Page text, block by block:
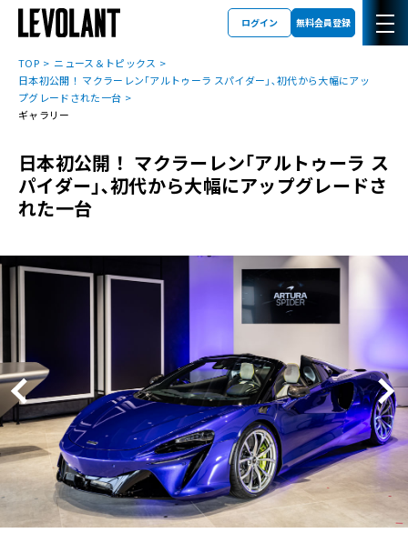
ログイン 無料会員登録
TOP
ニュース＆トピックス
日本初公開！ マクラーレン｢アルトゥーラ スパイダー｣､初代から大幅にアッ
プグレードされた一台
ギャラリー
日本初公開！ マクラーレン｢アルトゥーラ ス
パイダー｣､初代から大幅にアップグレードさ
れた一台